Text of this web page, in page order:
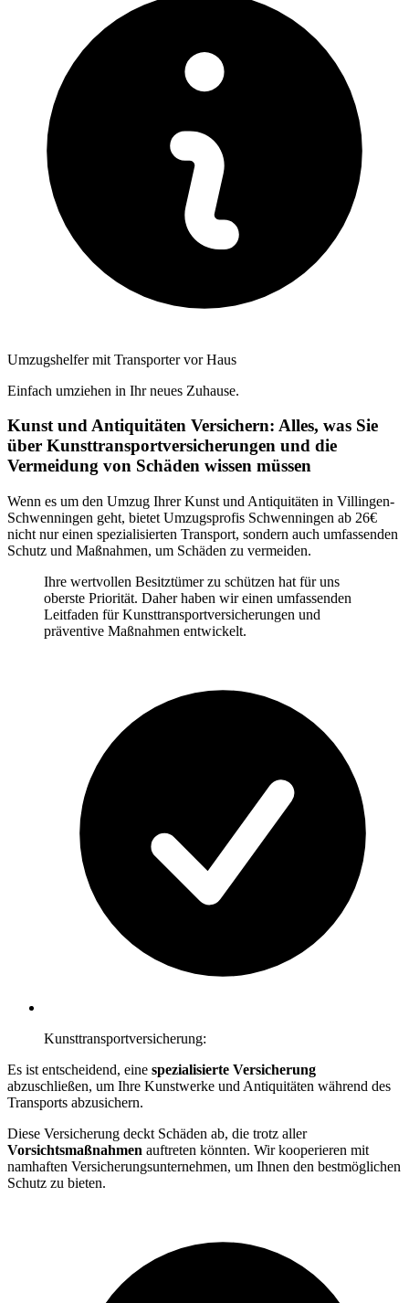
Umzugshelfer mit Transporter vor Haus
Einfach umziehen in Ihr neues Zuhause.
Kunst und Antiquitäten Versichern: Alles, was Sie
über Kunsttransportversicherungen und die
Vermeidung von Schäden wissen müssen
Wenn es um den Umzug Ihrer Kunst und Antiquitäten in Villingen-
Schwenningen geht, bietet Umzugsprofis Schwenningen ab 26€
nicht nur einen spezialisierten Transport, sondern auch umfassenden
Schutz und Maßnahmen, um Schäden zu vermeiden.
Ihre wertvollen Besitztümer zu schützen hat für uns
oberste Priorität. Daher haben wir einen umfassenden
Leitfaden für Kunsttransportversicherungen und
präventive Maßnahmen entwickelt.
Kunsttransportversicherung:
Es ist entscheidend, eine spezialisierte Versicherung
abzuschließen, um Ihre Kunstwerke und Antiquitäten während des
Transports abzusichern.
Diese Versicherung deckt Schäden ab, die trotz aller
Vorsichtsmaßnahmen auftreten könnten. Wir kooperieren mit
namhaften Versicherungsunternehmen, um Ihnen den bestmöglichen
Schutz zu bieten.